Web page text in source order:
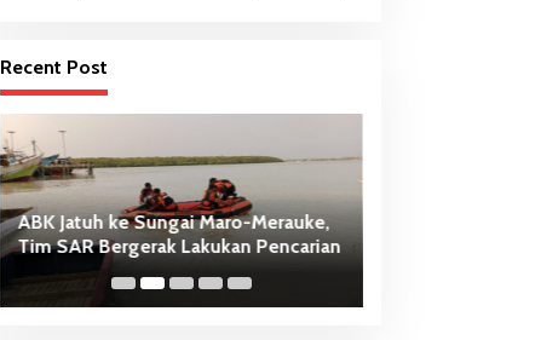
Recent Post
ABK Jatuh ke Sungai Maro-Merauke,
Tim SAR Bergerak Lakukan Pencarian